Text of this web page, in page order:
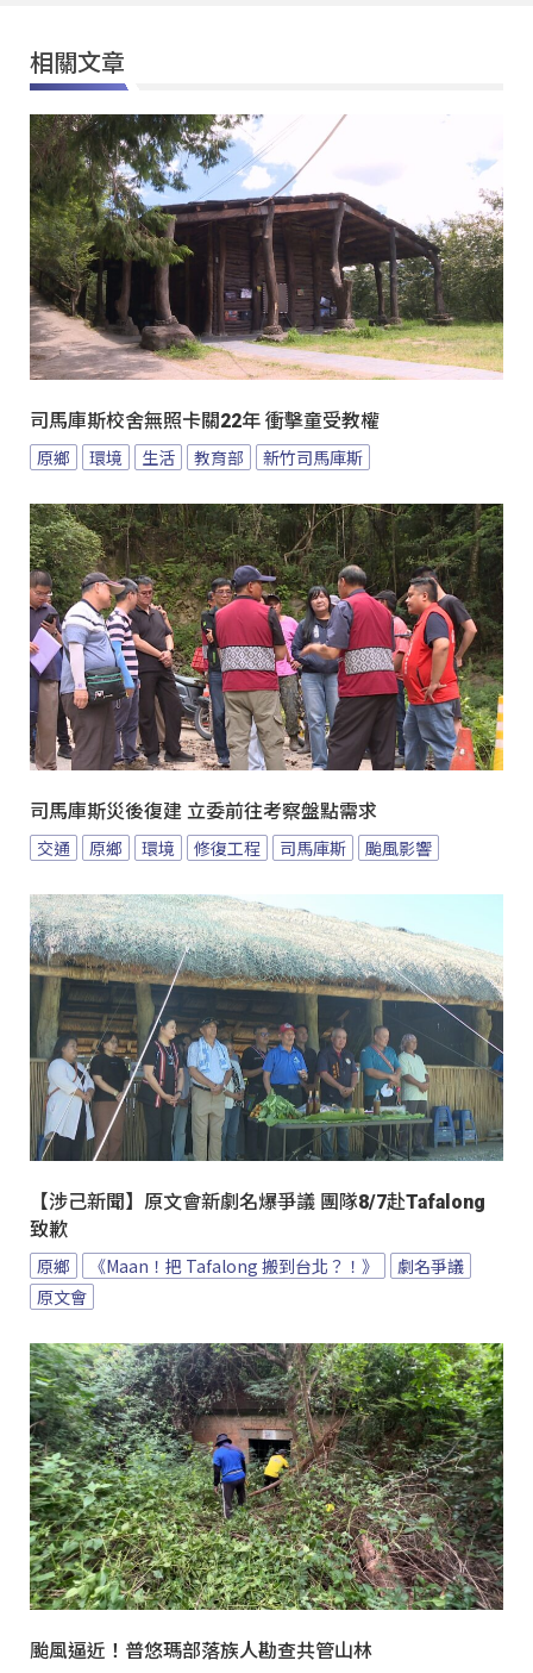
相關文章
司馬庫斯校舍無照卡關22年 衝擊童受教權
原鄉 環境 生活 教育部 新竹司馬庫斯
司馬庫斯災後復建 立委前往考察盤點需求
交通 原鄉 環境 修復工程 司馬庫斯 颱風影響
【涉己新聞】原文會新劇名爆爭議 團隊8/7赴Tafalong
致歉
原鄉 《Maan！把 Tafalong 搬到台北？！》
劇名爭議
原文會
颱風逼近！普悠瑪部落族人勘查共管山林